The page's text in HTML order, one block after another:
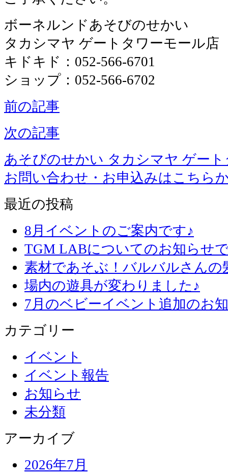
ボーネルンドあそびのせかい
タカシマヤ ゲートタワーモール店
キドキド：052-566-6701
ショップ：052-566-6702
前の記事
次の記事
あそびのせかい タカシマヤ ゲー
お問い合わせ・お申込みはこちら
最近の投稿
8月イベントのご案内です♪
TGM LABについてのお知らせ
素材であそぶ！バルバルさん
場内の遊具が変わりました♪
7月のベビーイベント追加のお
カテゴリー
イベント
イベント報告
お知らせ
未分類
アーカイブ
2026年7月